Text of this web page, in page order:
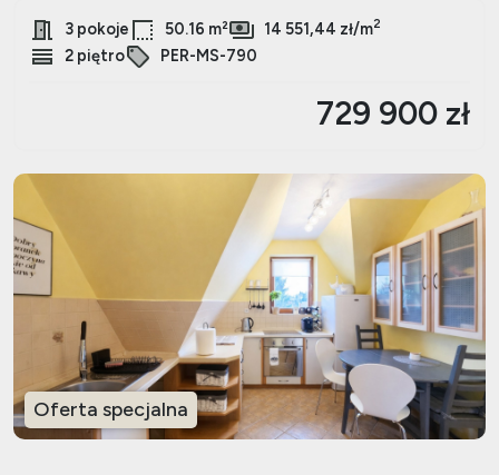
3 pokoje 50.16 m² 14 551,44 zł/m2
2 piętro PER-MS-790
729 900 zł
Oferta specjalna